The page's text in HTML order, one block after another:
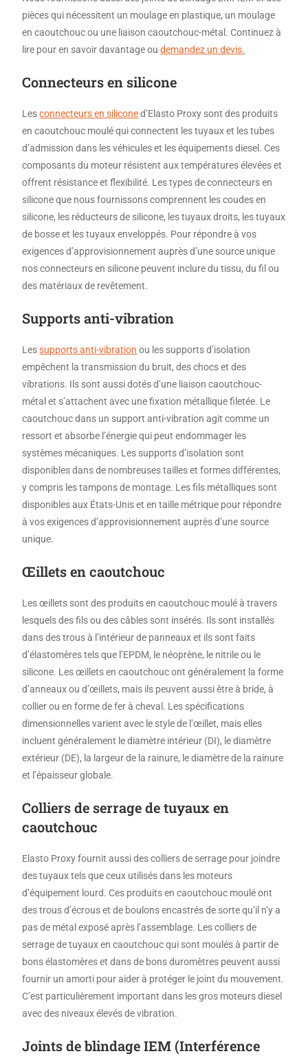
pièces qui nécessitent un moulage en plastique, un moulage
en caoutchouc ou une liaison caoutchouc-métal. Continuez à
lire pour en savoir davantage oudemandez un devis.
Connecteurs en silicone
Lesconnecteurs en siliconed’Elasto Proxy sont des produits
en caoutchouc moulé qui connectent les tuyaux et les tubes
d’admission dans les véhicules et les équipements diesel. Ces
composants du moteur résistent aux températures élevées et
offrent résistance et flexibilité. Les types de connecteurs en
silicone que nous fournissons comprennent les coudes en
silicone, les réducteurs de silicone, les tuyaux droits, les tuyaux
de bosse et les tuyaux enveloppés. Pour répondre à vos
exigences d’approvisionnement auprès d’une source unique
nos connecteurs en silicone peuvent inclure du tissu, du fil ou
des matériaux de revêtement.
Supports anti-vibration
Lessupports anti-vibration ou les supports d’isolation
empêchent la transmission du bruit, des chocs et des
vibrations. Ils sont aussi dotés d’une liaison caoutchouc-
métal et s’attachent avec une fixation métallique filetée. Le
caoutchouc dans un support anti-vibration agit comme un
ressort et absorbe l’énergie qui peut endommager les
systèmes mécaniques. Les supports d’isolation sont
disponibles dans de nombreuses tailles et formes différentes,
y compris les tampons de montage. Les fils métalliques sont
disponibles aux États-Unis et en taille métrique pour répondre
à vos exigences d’approvisionnement auprès d’une source
unique.
Œillets en caoutchouc
Les œillets sont des produits en caoutchouc moulé à travers
lesquels des fils ou des câbles sont insérés. Ils sont installés
dans des trous à l’intérieur de panneaux et ils sont faits
d’élastomères tels que l’EPDM, le néoprène, le nitrile ou le
silicone. Les œillets en caoutchouc ont généralement la forme
d’anneaux ou d’œillets, mais ils peuvent aussi être à bride, à
collier ou en forme de fer à cheval. Les spécifications
dimensionnelles varient avec le style de l’œillet, mais elles
incluent généralement le diamètre intérieur (DI), le diamètre
extérieur (DE), la largeur de la rainure, le diamètre de la rainure
et l’épaisseur globale.
Colliers de serrage de tuyaux en
caoutchouc
Elasto Proxy fournit aussi des colliers de serrage pour joindre
des tuyaux tels que ceux utilisés dans les moteurs
d’équipement lourd. Ces produits en caoutchouc moulé ont
des trous d’écrous et de boulons encastrés de sorte qu’il n’y a
pas de métal exposé après l’assemblage. Les colliers de
serrage de tuyaux en caoutchouc qui sont moulés à partir de
bons élastomères et dans de bons duromètres peuvent aussi
fournir un amorti pour aider à protéger le joint du mouvement.
C’est particulièrement important dans les gros moteurs diesel
avec des niveaux élevés de vibration.
Joints de blindage IEM (Interférence